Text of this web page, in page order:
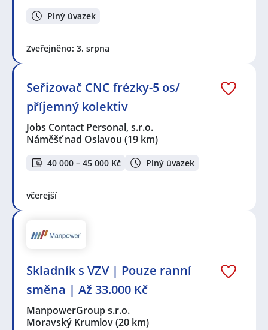
Plný úvazek
Zveřejněno: 3. srpna
Seřizovač CNC frézky-5 os/
příjemný kolektiv
Jobs Contact Personal, s.r.o.
Náměšť nad Oslavou (19 km)
40 000 – 45 000 Kč Plný úvazek
včerejší
Skladník s VZV | Pouze ranní
směna | Až 33.000 Kč
ManpowerGroup s.r.o.
Moravský Krumlov(20 km)